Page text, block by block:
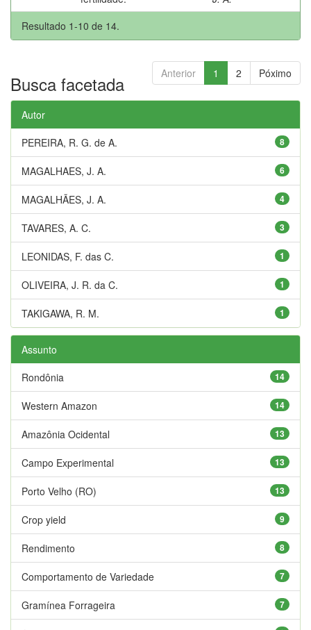
Resultado 1-10 de 14.
Anterior 1 2 Póximo
Busca facetada
Autor
8
PEREIRA, R. G. de A.
6
MAGALHAES, J. A.
4
MAGALHÃES, J. A.
3
TAVARES, A. C.
1
LEONIDAS, F. das C.
1
OLIVEIRA, J. R. da C.
1
TAKIGAWA, R. M.
Assunto
14
Rondônia
14
Western Amazon
13
Amazônia Ocidental
13
Campo Experimental
13
Porto Velho (RO)
9
Crop yield
8
Rendimento
7
Comportamento de Variedade
7
Gramínea Forrageira